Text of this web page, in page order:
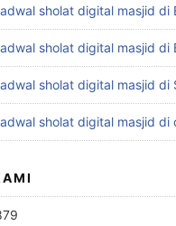
sholat digital masjid di
sholat digital masjid di
sholat digital masjid di
sholat digital masjid di